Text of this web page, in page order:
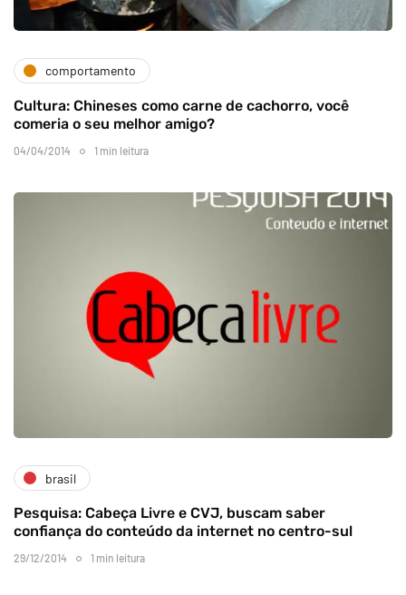
comportamento
Cultura: Chineses como carne de cachorro, você
comeria o seu melhor amigo?
04/04/2014 1 min leitura
brasil
Pesquisa: Cabeça Livre e CVJ, buscam saber
confiança do conteúdo da internet no centro-sul
29/12/2014 1 min leitura